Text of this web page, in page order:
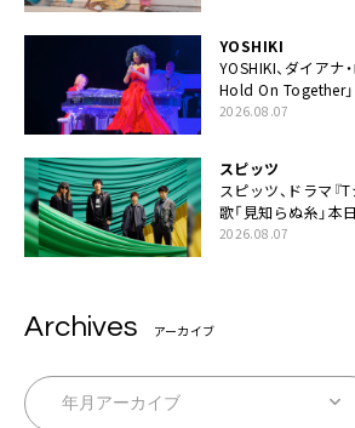
YOSHIKI
YOSHIKI、ダイアナ
Hold On Together
2026.08.07
スピッツ
スピッツ、ドラマ『
歌「見知らぬ糸」本
ラボムービー公開も
2026.08.07
Archives アーカイブ